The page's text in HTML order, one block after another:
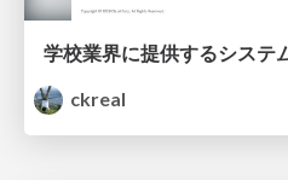
学校業界に提供するシステ
ckreal